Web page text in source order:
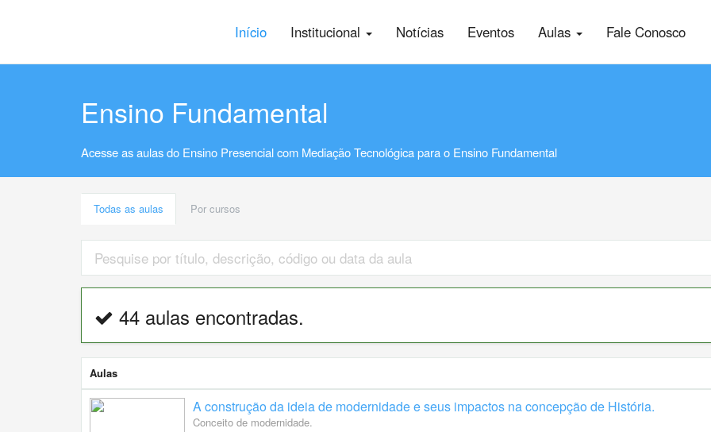
Início Institucional Notícias Eventos Aulas Fale Conosco
Ensino Fundamental
Acesse as aulas do Ensino Presencial com Mediação Tecnológica para o Ensino Fundamental
Todas as aulas Por cursos
44 aulas encontradas.
Aulas
A construção da ideia de modernidade e seus impactos na concepção de História.
Conceito de modernidade.